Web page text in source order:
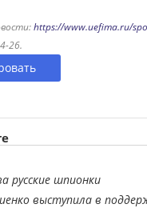
https://www.uefima.ru/
26.
русские шпионки
выступила в